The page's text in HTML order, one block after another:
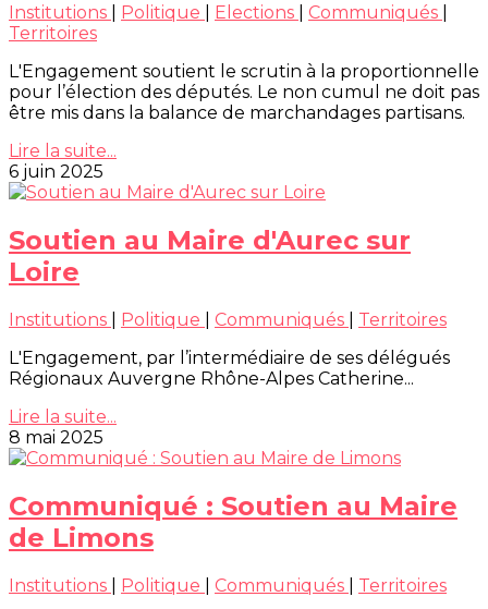
Institutions Politique Elections Communiqués
Territoires
L'Engagement soutient le scrutin à la proportionnelle
pour l’élection des députés. Le non cumul ne doit pas
être mis dans la balance de marchandages partisans.
Lire la suite...
6 juin 2025
Soutien au Maire d'Aurec sur
Loire
Institutions Politique Communiqués
Territoires
L'Engagement, par l’intermédiaire de ses délégués
Régionaux Auvergne Rhône-Alpes Catherine...
Lire la suite...
8 mai 2025
Communiqué : Soutien au Maire
de Limons
Institutions Politique Communiqués
Territoires